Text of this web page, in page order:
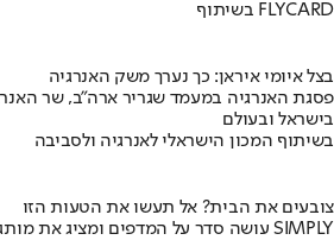
בשיתוף FLYCARD
בצל איומי איראן: כך נערך משק האנרגיה
פסגת האנרגיה במעמד שגריר ארה"ב, שר
בישראל ובעולם
בשיתוף המכון הישראלי לאנרגיה ולסביבה
צובעים את הבית? אל תעשו את הטעות הזו
מומחה BG BOND עושה סדר על המדפים ומציג את מותג הצבע SIMPLY